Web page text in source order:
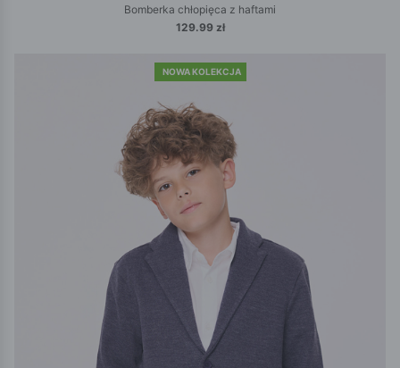
Bomberka chłopięca z haftami
129.99 zł
NOWA KOLEKCJA